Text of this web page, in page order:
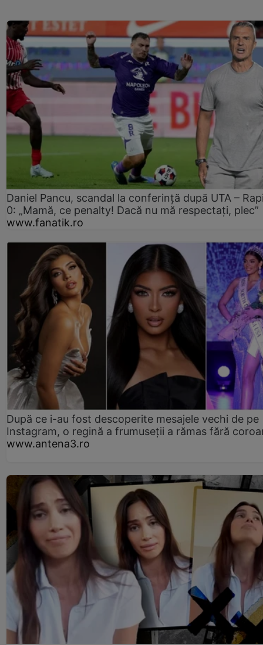
Daniel Pancu, scandal la conferință după UTA –
0: „Mamă, ce penalty! Dacă nu mă respectați, plec”
www.fanatik.ro
După ce i-au fost descoperite mesajele vechi de pe
Instagram, o regină a frumuseții a rămas fără
www.antena3.ro